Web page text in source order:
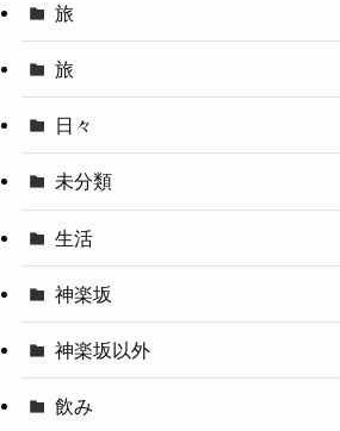
旅
旅
日々
未分類
生活
神楽坂
神楽坂以外
飲み